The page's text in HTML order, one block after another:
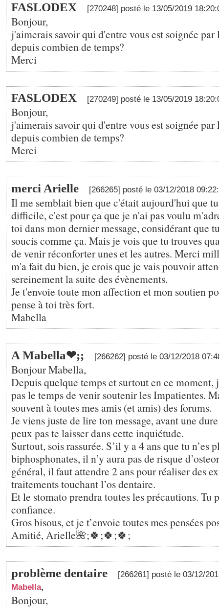
FASLODEX [270248] posté le 13/05/2019
Bonjour,
j'aimerais savoir qui d'entre vous est soignée
depuis combien de temps?
Merci
FASLODEX [270249] posté le 13/05/2019
Bonjour,
j'aimerais savoir qui d'entre vous est soignée
depuis combien de temps?
Merci
merci Arielle [266265] posté le 03/12/2018
Il me semblait bien que c'était aujourd'hui que
difficile, c'est pour ça que je n'ai pas voulu
toi dans mon dernier message, considérant que
soucis comme ça. Mais je vois que tu trouves
de venir réconforter unes et les autres. Merci
m'a fait du bien, je crois que je vais pouvoir
sereinement la suite des évènements.
Je t'envoie toute mon affection et mon soutien
pense à toi très fort.
Mabella
A Mabella❤;️; [266262] posté le 03/12/2018
Bonjour Mabella,
Depuis quelque temps et surtout en ce moment,
pas le temps de venir soutenir les Impatientes.
souvent à toutes mes amis (et amis) des forums.
Je viens juste de lire ton message, avant une
peux pas te laisser dans cette inquiétude.
Surtout, sois rassurée. S’il y a 4 ans que tu n’es
biphosphonates, il n’y aura pas de risque
général, il faut attendre 2 ans pour réaliser des
traitements touchant l’os dentaire.
Et le stomato prendra toutes les précautions. Tu
confiance.
Gros bisous, et je t’envoie toutes mes pensées
Amitié, Arielle🌺;🍀;🍀;🍀;
problème dentaire
[266261] posté le 03/12/
Mabella,
Bonjour,